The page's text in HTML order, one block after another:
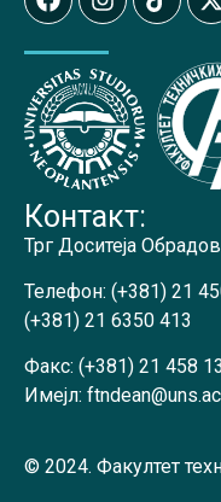
Контакт:
Трг Доситеја
Телефон: (+381) 21
(+381) 21 6350 413
Факс: (+381) 21 458
Имејл:
© 2024. Факултет